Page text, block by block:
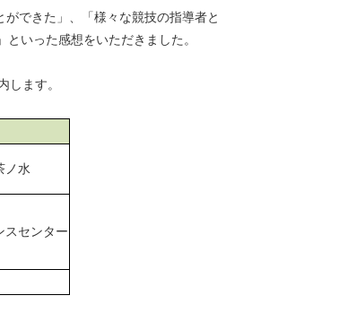
できた」、「様々な競技の指導者と
いった感想をいただきました。
します。
ノ水
スセンター